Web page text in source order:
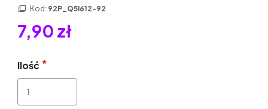
Kod: 92P_Q5I612-92
7,90 zł
Ilość